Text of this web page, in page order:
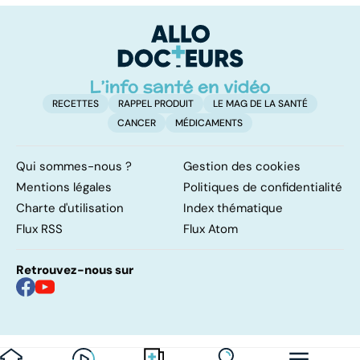
RECETTES RAPPEL PRODUIT
LE MAG DE LA SANTÉ
CANCER
MÉDICAMENTS
Qui sommes-nous ?
Gestion des cookies
Mentions légales
Politiques de confidentialité
Charte d'utilisation
Index thématique
Flux RSS
Flux Atom
Retrouvez-nous sur